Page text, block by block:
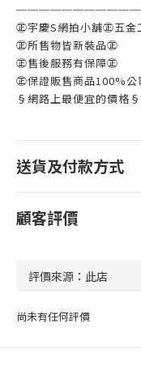
㊣宇慶S網拍小舖㊣五金
㊣所售物皆新裝品㊣
㊣售後服務有保障㊣
㊣保證販售商品100%公
§網路上最便宜的價
送貨及付款方式
顧客評價
尚未有任何評價